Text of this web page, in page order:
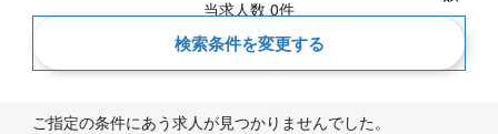
当求人数 0件
検索条件を変更する
新着順
ご指定の条件にあう求人が見つかりませんでした。